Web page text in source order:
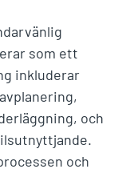
som ett
inkluderar
och
och